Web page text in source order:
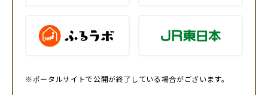
※ポータルサイトで公開が終了している場合がございます。